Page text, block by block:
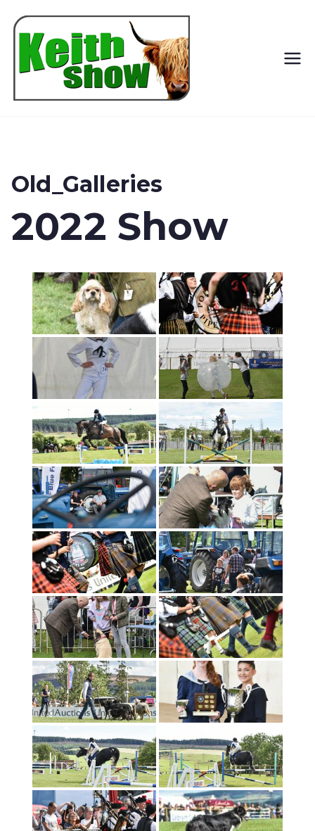
Old_Galleries
2022 Show